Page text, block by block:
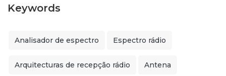
Keywords
Analisador de espectro Espectro rádio
Arquitecturas de recepção rádio Antena